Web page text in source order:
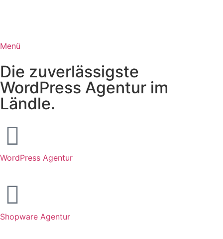
Menü
Die zuverlässigste
WordPress Agentur im
Ländle.
WordPress Agentur
Shopware Agentur